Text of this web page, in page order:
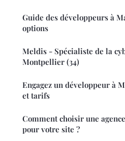
Guide des développeurs à
options
Meldis - Spécialiste de la
Montpellier (34)
Engagez un développeur à
et tarifs
Comment choisir une
pour votre site ?